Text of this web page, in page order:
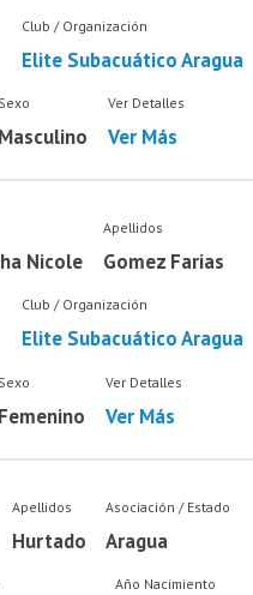
Club / Organización
Elite Subacuático Aragua
Sexo
Masculino
Ver Detalles
Ver Más
Nicole
Apellidos
Gomez Farias
Club / Organización
Elite Subacuático Aragua
Sexo
Femenino
Ver Detalles
Ver Más
Apellidos
Hurtado
Asociación / Estado
Aragua
Año Nacimiento